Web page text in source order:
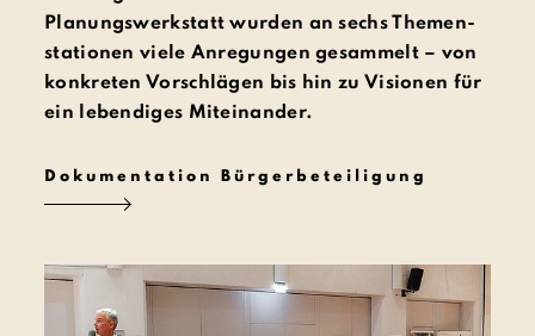
Planungswerkstatt wurden an sechs Themen­
stationen viele Anregungen gesammelt – von
konkreten Vorschlägen bis hin zu Visionen für
ein lebendiges Miteinander.
Dokumentation Bürgerbeteiligung